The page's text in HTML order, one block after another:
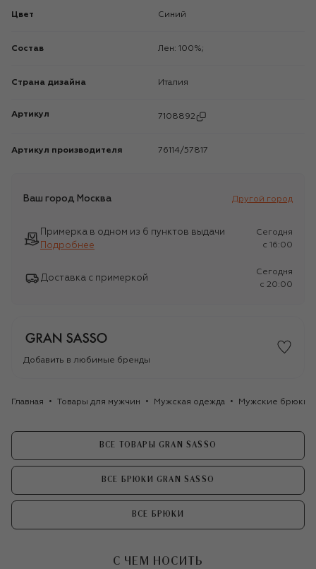
Цвет Синий
Состав Лен: 100%;
Страна дизайна Италия
Артикул 7108892
Артикул производителя 76114/57817
Ваш город Москва Другой город
Примерка в одном из 6 пунктов выдачи
Подробнее
Сегодня
c 16:00
Доставка с примеркой
Сегодня
c 20:00
Добавить в любимые бренды
Главная Товары для мужчин Мужская одежда Мужские брюки
ВСЕ ТОВАРЫ GRAN SASSO
ВСЕ БРЮКИ GRAN SASSO
ВСЕ БРЮКИ
С ЧЕМ НОСИТЬ